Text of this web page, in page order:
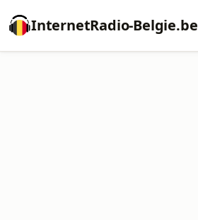
InternetRadio-Belgie.be